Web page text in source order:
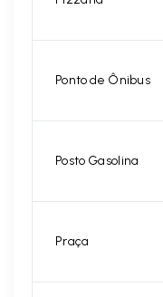
Ponto de Ônibus
Posto Gasolina
Praça